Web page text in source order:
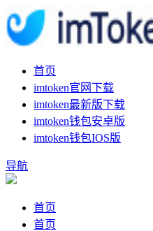
首页
imtoken官网下载
imtoken最新版下载
imtoken钱包安卓版
imtoken钱包IOS版
导航
首页
首页